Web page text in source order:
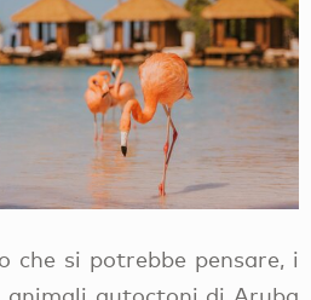
che si potrebbe pensare, i